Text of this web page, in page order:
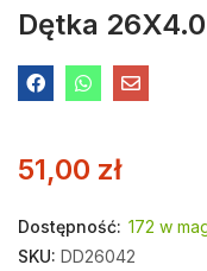
Dętka
51,00 zł
Dostępność: 172 w
SKU: DD26042